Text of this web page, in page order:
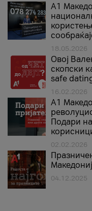
A1
18.05.2026
Овој
скопски
safe
16.02.2026
А1
Подари
02.02.2026
04.12.2025